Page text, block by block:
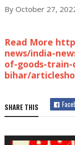
By October 27,
Read More
news/india-
of-goods-
bihar/
SHARE THIS